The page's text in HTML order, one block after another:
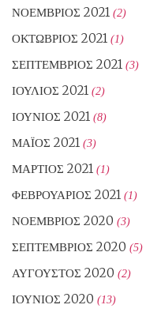
ΝΟΈΜΒΡΙΟΣ 2021 (2)
ΟΚΤΏΒΡΙΟΣ 2021 (1)
ΣΕΠΤΈΜΒΡΙΟΣ 2021 (3)
ΙΟΎΛΙΟΣ 2021 (2)
ΙΟΎΝΙΟΣ 2021 (8)
ΜΆΙΟΣ 2021 (3)
ΜΆΡΤΙΟΣ 2021 (1)
ΦΕΒΡΟΥΆΡΙΟΣ 2021 (1)
ΝΟΈΜΒΡΙΟΣ 2020 (3)
ΣΕΠΤΈΜΒΡΙΟΣ 2020 (5)
ΑΎΓΟΥΣΤΟΣ 2020 (2)
ΙΟΎΝΙΟΣ 2020 (13)